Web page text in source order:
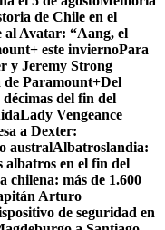
de Chile en el
al Avatar: “Aang, el
este inviernoPara
y Jeremy Strong
de Paramount+Del
del fin del
Lady Vengeance
a Dexter:
australAlbatroslandia:
albatros en el fin del
chilena: más de 1.600
Arturo
de seguridad en